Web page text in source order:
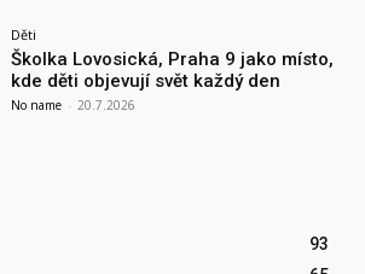
Děti
Školka Lovosická, Praha 9 jako místo,
kde děti objevují svět každý den
No name - 20.7.2026
93